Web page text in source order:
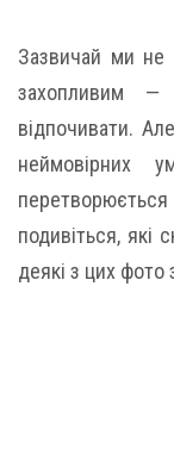
Зазвичай ми не
захопливим —
відпочивати.
неймовірних
подивіться, які
деякі з цих фото